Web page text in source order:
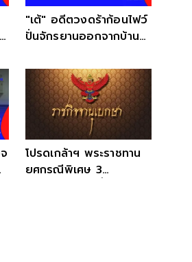
"เต้" อดีตวงดร้าก้อนไฟว์
ปั่นจักรยานออกจากบ้าน
โปรดเกล้าฯ พระราชทาน
ยศกรณีพิเศษ 3